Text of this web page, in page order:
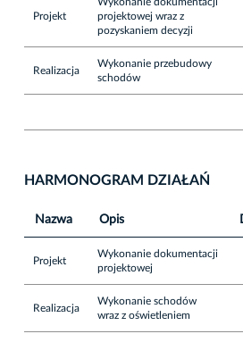
Projekt
projektowej wraz z
pozyskaniem decyzji
Realizacja
Wykonanie przebudowy
schodów
HARMONOGRAM DZIAŁAŃ
Nazwa Opis
Projekt
Wykonanie dokumentacji
projektowej
Realizacja
Wykonanie schodów
wraz z oświetleniem